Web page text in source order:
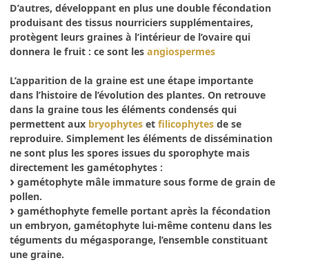
D’autres, développant en plus une double fécondation
produisant des tissus nourriciers supplémentaires,
protègent leurs graines à l’intérieur de l’ovaire qui
donnera le fruit : ce sont lesangiospermes
L’apparition de la graine est une étape importante
dans l’histoire de l’évolution des plantes. On retrouve
dans la graine tous les éléments condensés qui
permettent aux bryophytes etfilicophytes de se
reproduire. Simplement les éléments de dissémination
ne sont plus les spores issues du sporophyte mais
directement les gamétophytes :
gamétophyte mâle immature sous forme de grain de
pollen.
gaméthophyte femelle portant après la fécondation
un embryon, gamétophyte lui-même contenu dans les
téguments du mégasporange, l’ensemble constituant
une graine.